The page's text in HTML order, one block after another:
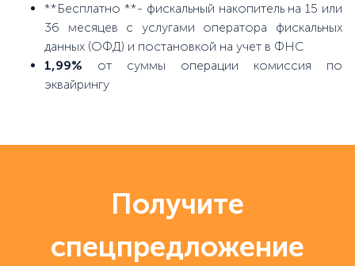
**Бесплатно **- фискальный накопитель на 15 или
36 месяцев с услугами оператора фискальных
данных (ОФД) и постановкой на учет в ФНС
1,99% от суммы операции комиссия по
эквайрингу
Получите
спецпредложение